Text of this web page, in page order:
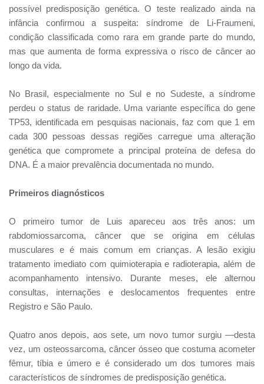
possível predisposição genética. O teste realizado ainda na
infância confirmou a suspeita: síndrome de Li-Fraumeni,
condição classificada como rara em grande parte do mundo,
mas que aumenta de forma expressiva o risco de câncer ao
longo da vida.
No Brasil, especialmente no Sul e no Sudeste, a síndrome
perdeu o status de raridade. Uma variante específica do gene
TP53, identificada em pesquisas nacionais, faz com que 1 em
cada 300 pessoas dessas regiões carregue uma alteração
genética que compromete a principal proteína de defesa do
DNA. É a maior prevalência documentada no mundo.
Primeiros diagnósticos
O primeiro tumor de Luis apareceu aos três anos: um
rabdomiossarcoma, câncer que se origina em células
musculares e é mais comum em crianças. A lesão exigiu
tratamento imediato com quimioterapia e radioterapia, além de
acompanhamento intensivo. Durante meses, ele alternou
consultas, internações e deslocamentos frequentes entre
Registro e São Paulo.
Quatro anos depois, aos sete, um novo tumor surgiu —desta
vez, um osteossarcoma, câncer ósseo que costuma acometer
fêmur, tíbia e úmero e é considerado um dos tumores mais
característicos de síndromes de predisposição genética.